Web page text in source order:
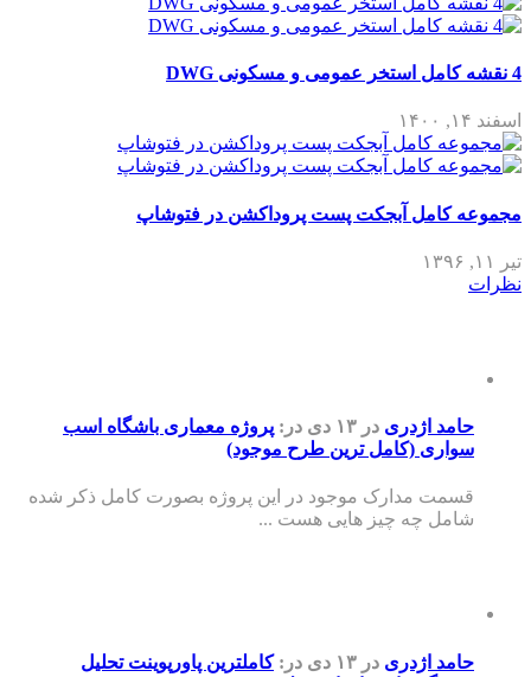
4 نقشه کامل استخر عمومی و مسکونی DWG
اسفند ۱۴, ۱۴۰۰
مجموعه کامل آبجکت پست پروداکشن در فتوشاپ
تیر ۱۱, ۱۳۹۶
نظرات
حامد اژدری در ۱۳ دی در: پروژه معماری باشگاه اسب
سواری (کامل ترین طرح موجود)
قسمت مدارک موجود در این پروژه بصورت کامل ذکر شده
شامل چه چیز هایی هست ...
حامد اژدری در ۱۳ دی در:کاملترین پاورپوینت تحلیل